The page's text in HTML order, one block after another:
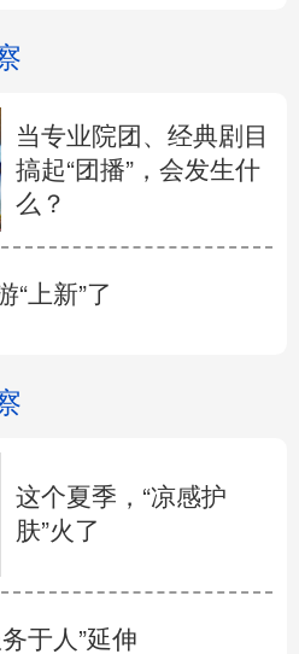
当专业院团、经典剧目
搞起“团播”，会发生什
么？
“上新”了
这个夏季，“凉感护
肤”火了
于人”延伸